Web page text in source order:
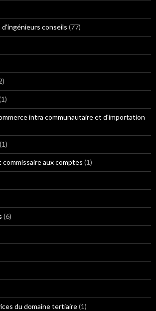
conseils (77)
intra communautaire et d'importation
(1)
aux comptes (1)
(6)
du domaine tertiaire(1)